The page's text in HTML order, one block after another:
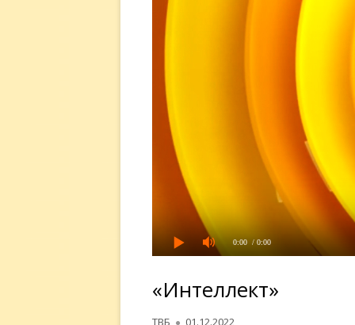
0:00 / 0:00
«Интеллект»
Автор
ТВБ Опубликовано
01.12.2022